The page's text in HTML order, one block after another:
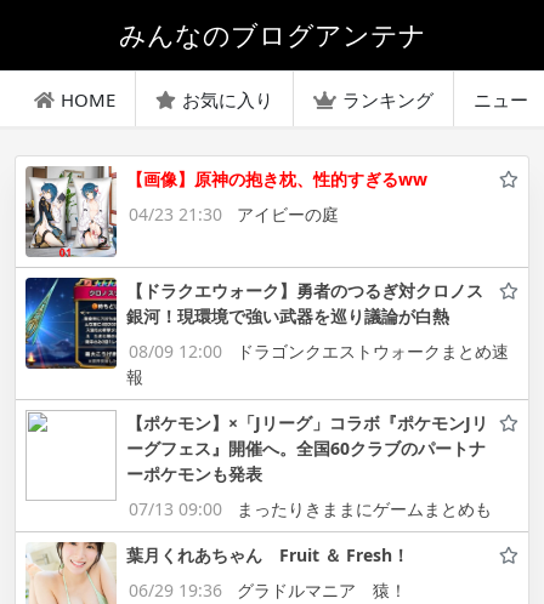
みんなのブログアンテナ
HOME お気に入り ランキング ニュー
【画像】原神の抱き枕、性的すぎるww
04/23 21:30
アイビーの庭
【ドラクエウォーク】勇者のつるぎ対クロノス
銀河！現環境で強い武器を巡り議論が白熱
08/09 12:00
ドラゴンクエストウォークまとめ速
報
【ポケモン】×「Jリーグ」コラボ『ポケモンJリ
ーグフェス』開催へ。全国60クラブのパートナ
ーポケモンも発表
07/13 09:00
まったりきままにゲームまとめも
葉月くれあちゃん Fruit ＆ Fresh！
06/29 19:36
グラドルマニア 猿！